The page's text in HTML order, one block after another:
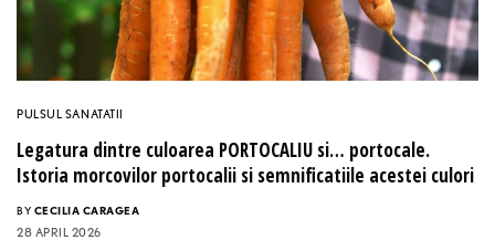
PULSUL SANATATII
Legatura dintre culoarea PORTOCALIU si… portocale.
Istoria morcovilor portocalii si semnificatiile acestei culori
BY CECILIA CARAGEA
28 APRIL 2026